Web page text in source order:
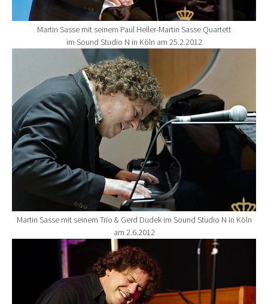
Martin Sasse mit seinem Paul Heller-Martin Sasse Quartett
im Sound Studio N in Köln am 25.2.2012
Show larger version for:
Martin Sasse mit seinem Trio & Gerd Dudek im Sound Studio N in Köln
am 2.6.2012
Show larger version for: